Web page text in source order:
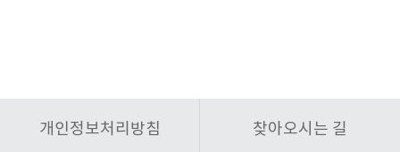
개인정보처리방침 찾아오시는 길